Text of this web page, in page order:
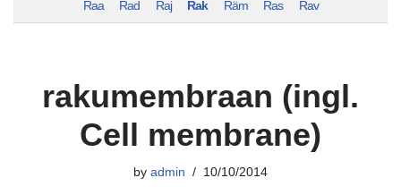
Raa Rad Raj Rak Räm Ras Rav
rakumembraan (ingl.
Cell membrane)
by admin 10/10/2014